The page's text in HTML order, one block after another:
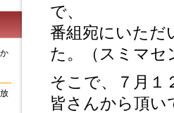
で、
番組宛にいただ
た。（スミマセ
そこで、７月１
皆さんから頂い